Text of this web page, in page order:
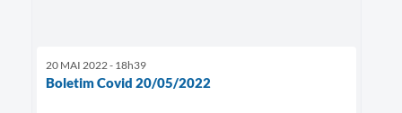
20 MAI 2022 - 18h39
Boletim Covid 20/05/2022